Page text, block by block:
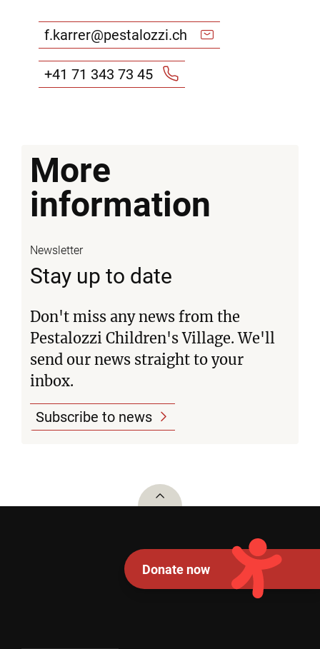
f.karrer@pestalozzi.ch
+41 71 343 73 45
More
information
Newsletter
Stay up to date
Don't miss any news from the
Pestalozzi Children's Village. We'll
send our news straight to your
inbox.
Subscribe to news
To top
Donate now